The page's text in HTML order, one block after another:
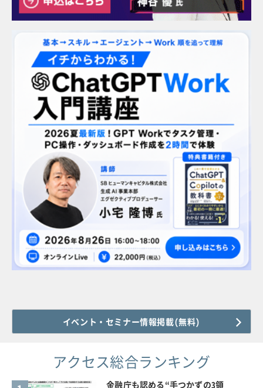
イベント・セミナー情報掲載(無料)
アクセス総合ランキング
金融庁も認める“手つかずの3領